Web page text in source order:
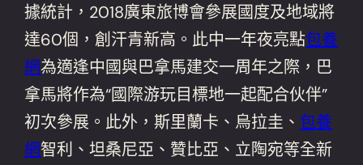
據統計，2018廣東旅博會參展國度及地域將
達60個，創汗青新高。此中一年夜亮點包養
網為適逢中國與巴拿馬建交一周年之際，巴
拿馬將作為“國際游玩目標地一起配合伙伴”
初次參展。此外，斯里蘭卡、烏拉圭、 包養
網智利、坦桑尼亞、贊比亞、立陶宛等全新